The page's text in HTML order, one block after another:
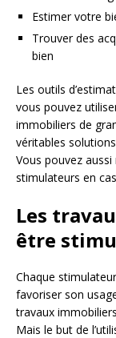
Estimer votre
Trouver des
bien
Les outils
vous pouvez
immobiliers de
véritables
Vous pouvez aussi
stimulateurs en
Les
être
Chaque
favoriser son
travaux
Mais le but de